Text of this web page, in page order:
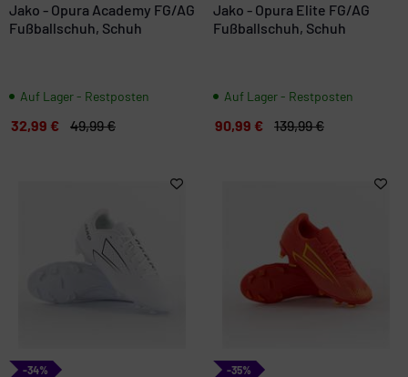
Jako - Opura Academy FG/AG
Fußballschuh, Schuh
Auf Lager - Restposten
32,99 € 49,99 €
Jako - Opura Elite FG/AG
Fußballschuh, Schuh
Auf Lager - Restposten
90,99 € 139,99 €
-34% -35%